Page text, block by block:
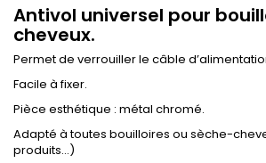
Antivol universel pour
cheveux.
Permet de verrouiller le câble
Facile à fixer.
Pièce esthétique : métal chromé.
Adapté à toutes bouilloires ou sèche-
produits…)